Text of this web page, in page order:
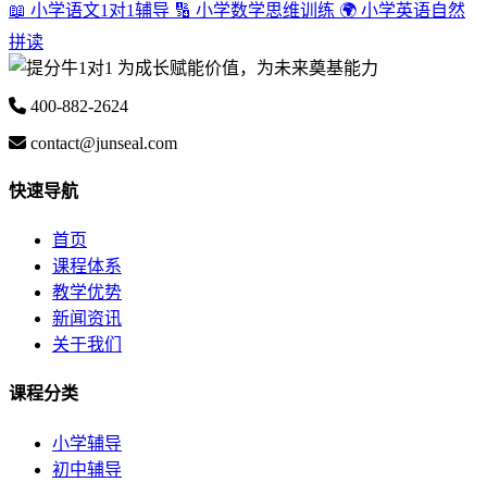
📖 小学语文1对1辅导 🔢 小学数学思维训练 🌍 小学英语自然
拼读
为成长赋能价值，为未来奠基能力
400-882-2624
contact@junseal.com
快速导航
首页
课程体系
教学优势
新闻资讯
关于我们
课程分类
小学辅导
初中辅导